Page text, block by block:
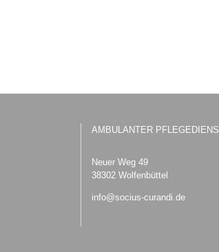
AMBULANTER
Neuer Weg 49
38302 Wolfenbüttel
info@socius-curandi.de